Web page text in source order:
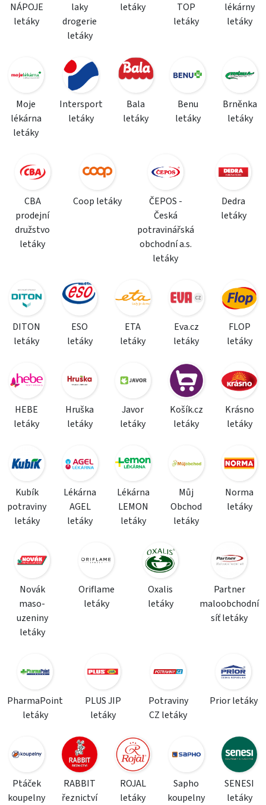
NÁPOJE
letáky
laky
drogerie
letáky
letáky
TOP
letáky
lékárny
letáky
Moje
lékárna
letáky
Intersport
letáky
Bala
letáky
Benu
letáky
Brněnka
letáky
CBA
prodejní
družstvo
letáky
Coop letáky
ČEPOS -
Česká
potravinářská
obchodní a.s.
letáky
Dedra
letáky
DITON
letáky
ESO
letáky
ETA
letáky
Eva.cz
letáky
FLOP
letáky
HEBE
letáky
Hruška
letáky
Javor
letáky
Košík.cz
letáky
Krásno
letáky
Kubík
potraviny
letáky
Lékárna
AGEL
letáky
Lékárna
LEMON
letáky
Můj
Obchod
letáky
Norma
letáky
Novák
maso-
uzeniny
letáky
Oriflame
letáky
Oxalis
letáky
Partner
maloobchodní
síť letáky
PharmaPoint
letáky
PLUS JIP
letáky
Potraviny
CZ letáky
Prior letáky
Ptáček
koupelny
RABBIT
řeznictví
ROJAL
letáky
Sapho
koupelny
SENESI
letáky